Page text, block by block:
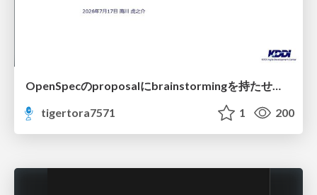
OpenSpecのproposalにbrainstormingを持たせてみた
tigertora7571
1 200